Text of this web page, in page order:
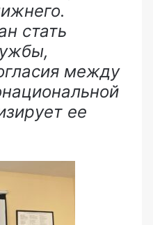
стать
между
ее